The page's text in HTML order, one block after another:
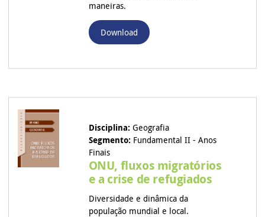
maneiras.
Download
Disciplina: Geografia
Segmento: Fundamental II - Anos
Finais
ONU, fluxos migratórios
e a crise de refugiados
Diversidade e dinâmica da
população mundial e local.